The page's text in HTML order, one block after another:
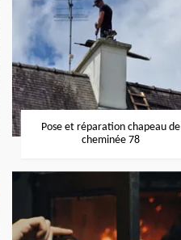
Pose et réparation chapeau de
cheminée 78